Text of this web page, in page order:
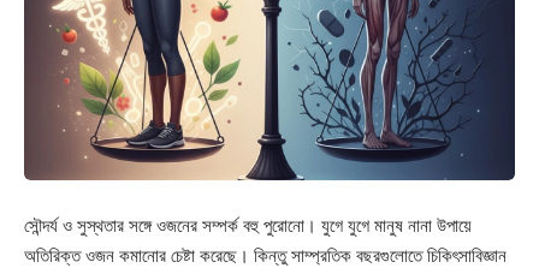
সৌন্দর্য ও সুস্থতার সঙ্গে ওজনের সম্পর্ক বহু পুরোনো। যুগে যুগে মানুষ নানা উপায়ে
অতিরিক্ত ওজন কমানোর চেষ্টা করেছে। কিন্তু সাম্প্রতিক বছরগুলোতে চিকিৎসাবিজ্ঞান